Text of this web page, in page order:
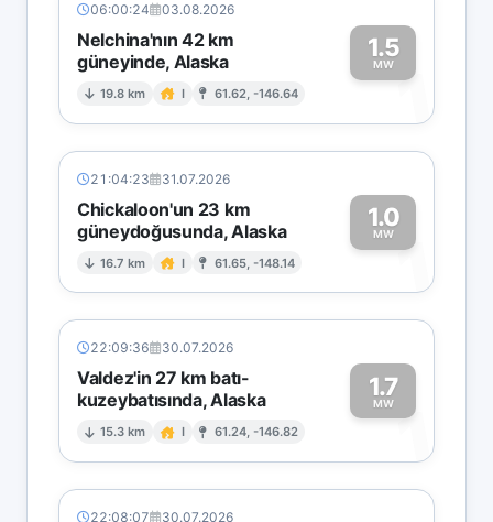
06:00:24 03.08.2026
Nelchina'nın 42 km
güneyinde, Alaska
19.8 km I 61.62, -146.64
1.5
MW1
21:04:23 31.07.2026
Chickaloon'un 23 km
güneydoğusunda, Alaska
16.7 km I 61.65, -148.14
1.0
MW1
22:09:36 30.07.2026
Valdez'in 27 km batı-
kuzeybatısında, Alaska
15.3 km I 61.24, -146.82
1.7
MW1
22:08:07 30.07.2026